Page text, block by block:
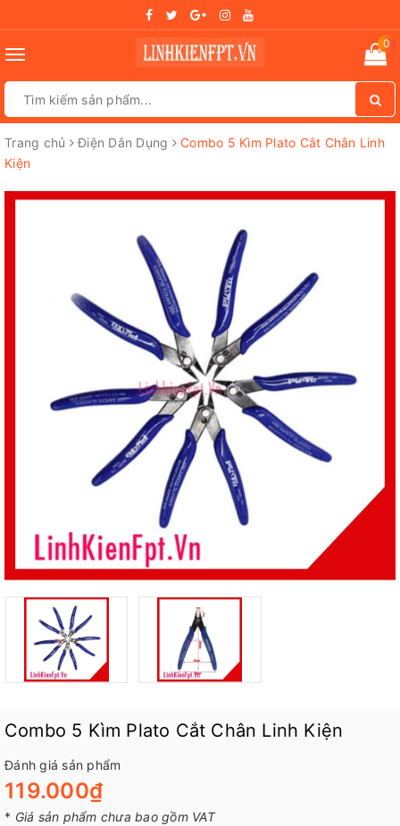
Toggle
0
Trang chủ Điện Dân Dụng
Combo 5 Kìm Plato Cắt Chân Linh
Kiện
Combo 5 Kìm Plato Cắt Chân Linh Kiện
Đánh giá sản phẩm
119.000₫
* Giá sản phẩm chưa bao gồm VAT